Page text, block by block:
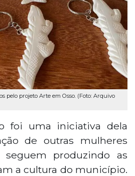
pelo projeto Arte em Osso. (Foto: Arquivo
foi uma iniciativa dela
de outras mulheres
seguem produzindo as
a cultura do município.